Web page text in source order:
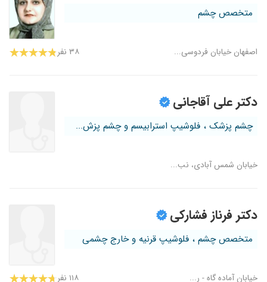
متخصص چشم
اصفهان خیابان فردوسی... ۳۸ نفر
دکتر علی آقاجانی
چشم پزشک ، فلوشیپ استرابیسم و چشم پزش...
خیابان شمس آبادی، نب...
دکتر فرناز فشارکی
متخصص چشم ، فلوشیپ قرنیه و خارج چشمی
خیابان آماده گاه - ر... ۱۱۸ نفر